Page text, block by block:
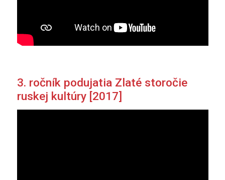
3. ročník podujatia Zlaté storočie
ruskej kultúry [2017]